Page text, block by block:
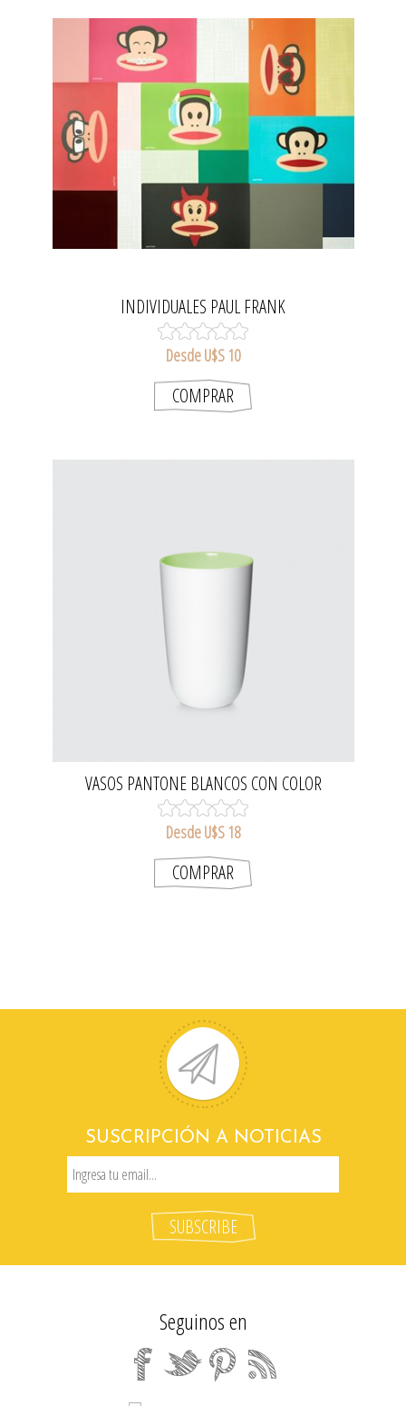
INDIVIDUALES PAUL FRANK
Desde U$S 10
VASOS PANTONE BLANCOS CON COLOR
Desde U$S 18
SUSCRIPCIÓN A NOTICIAS
Seguinos en